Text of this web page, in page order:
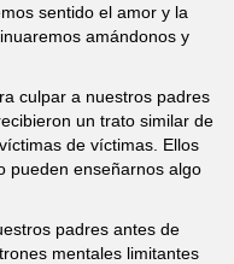
sentido el amor y la
amándonos y
culpar a nuestros padres
un trato similar de
de víctimas. Ellos
pueden enseñarnos algo
padres antes de
mentales limitantes